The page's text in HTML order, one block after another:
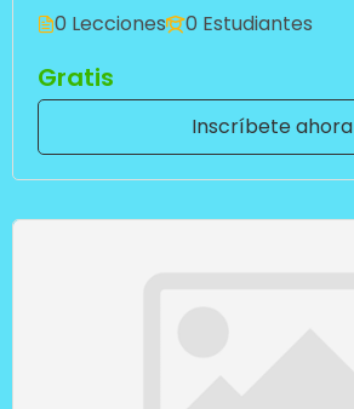
0 Lecciones
0 Estudiantes
Gratis
Inscríbete ahora